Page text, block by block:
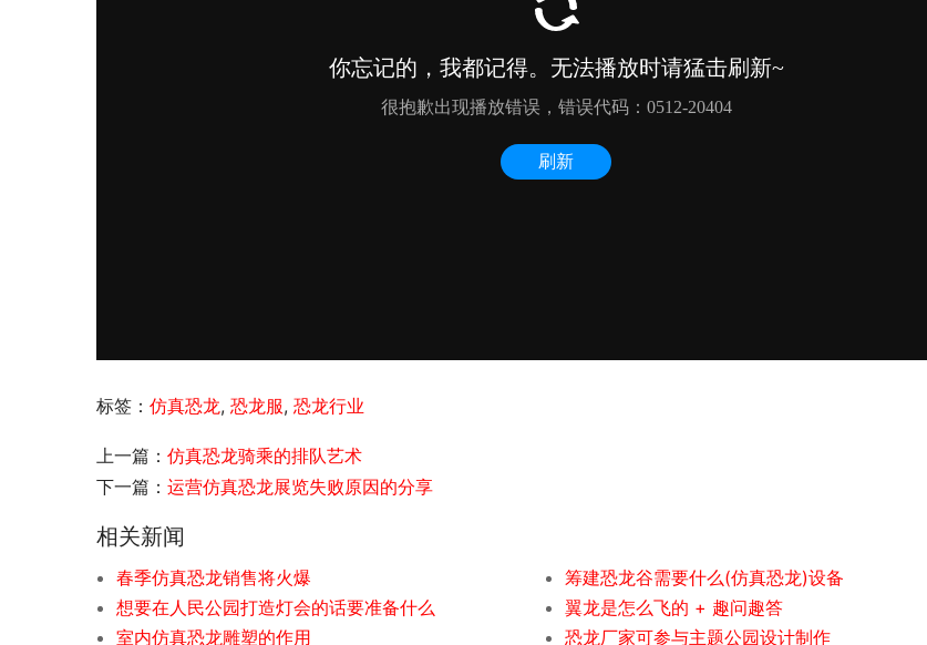
标签： 仿真恐龙, 恐龙服, 恐龙行业
上一篇： 仿真恐龙骑乘的排队艺术
下一篇： 运营仿真恐龙展览失败原因的分享
相关新闻
春季仿真恐龙销售将火爆
筹建恐龙谷需要什么(仿真恐龙)设备
想要在人民公园打造灯会的话要准备什么
翼龙是怎么飞的 + 趣问趣答
室内仿真恐龙雕塑的作用
恐龙厂家可参与主题公园设计制作